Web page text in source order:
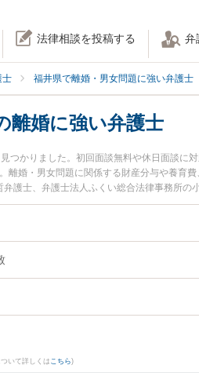
法律相談を投稿する 弁
士 福井県で離婚・男女問題に強い弁護士
離婚に強い弁護士
つかりました。初回面談無料や休日面談に
離婚・男女問題に関係する財産分与や養育
護士、弁護士法人ふくい総合法律事務所
の離婚のトラブルを今すぐに弁護士に相談
律相談できる福井県内の弁護士に相談予約
いて詳しくは こちら)